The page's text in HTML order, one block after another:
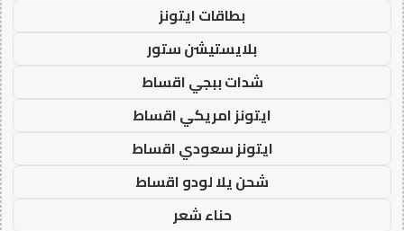
بطاقات ايتونز
بلايستيشن ستور
شدات ببجي اقساط
ايتونز امريكي اقساط
ايتونز سعودي اقساط
شحن يلا لودو اقساط
حناء شعر